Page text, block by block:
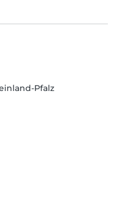
Pfalz